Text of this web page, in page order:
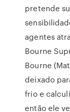
pretende
agentes
Bourne
Bourne
deixado
frio e
então ele